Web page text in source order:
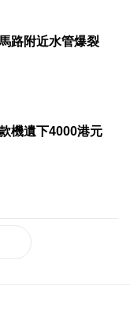
路附近水管爆裂
機遺下4000港元